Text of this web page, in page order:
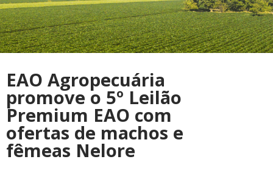
EAO Agropecuária
promove o 5º Leilão
Premium EAO com
ofertas de machos e
fêmeas Nelore